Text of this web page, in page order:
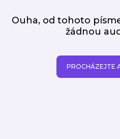
Ouha, od tohoto
žádnou
PROCHÁZEJTE